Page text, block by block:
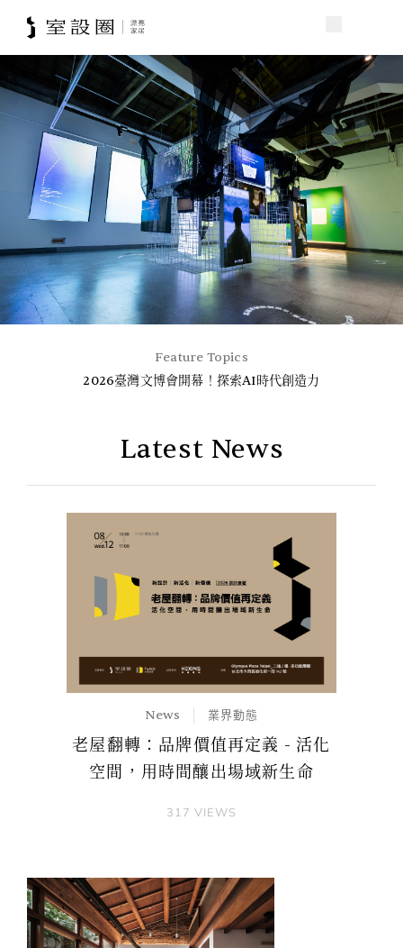
Feature Topics
2026臺灣文博會開幕！探索AI時代創造力
Latest News
News 業界動態
老屋翻轉：品牌價值再定義 - 活化
空間，用時間釀出場域新生命
317 VIEWS